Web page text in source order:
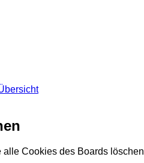
Cookies des Boards löschen